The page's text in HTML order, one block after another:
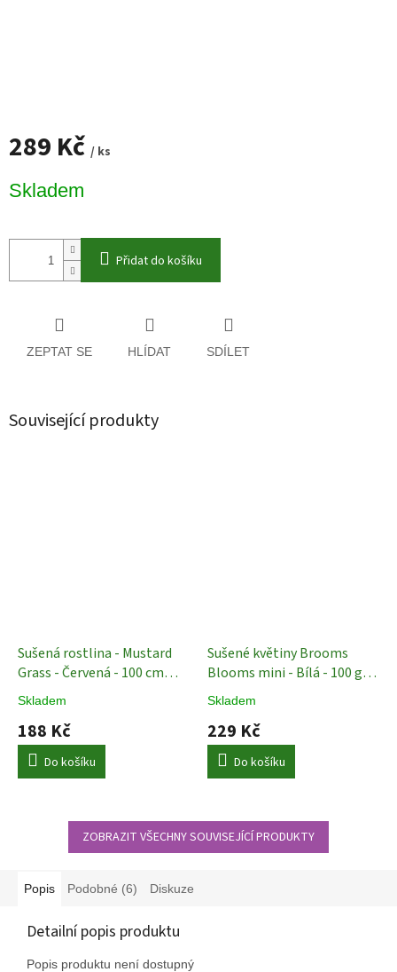
289 Kč / ks
cena:
Skladem
Přidat do košíku
ZEPTAT SE HLÍDAT SDÍLET
Související produkty
Sušená rostlina - Mustard
Grass - Červená - 100 cm
Sušené trávy
Skladem
188 Kč
Do košíku
Sušené květiny Brooms
Blooms mini - Bílá - 100 g
Sušené Rostliny
Skladem
229 Kč
Do košíku
ZOBRAZIT VŠECHNY SOUVISEJÍCÍ PRODUKTY
Popis Podobné (6) Diskuze
Detailní popis produktu
Popis produktu není dostupný